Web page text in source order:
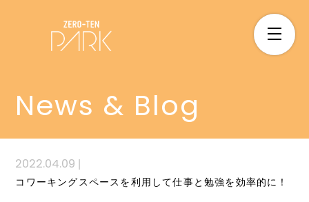
News & Blog
2022.04.09 |
コワーキングスペースを利用して仕事と勉強を効率的に！